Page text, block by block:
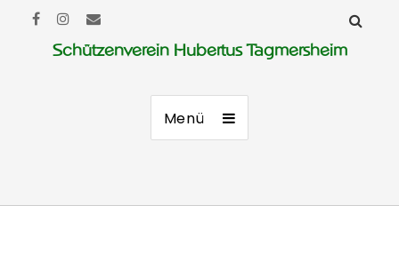
Schützenverein Hubertus Tagmersheim
Menü